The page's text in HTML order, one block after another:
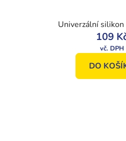
Univerzální silikon
109
DO